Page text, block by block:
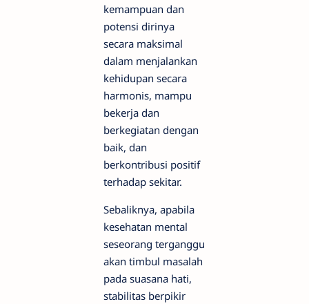
kemampuan dan
potensi dirinya
secara maksimal
dalam menjalankan
kehidupan secara
harmonis, mampu
bekerja dan
berkegiatan dengan
baik, dan
berkontribusi positif
terhadap sekitar.
Sebaliknya, apabila
kesehatan mental
seseorang terganggu
akan timbul masalah
pada suasana hati,
stabilitas berpikir